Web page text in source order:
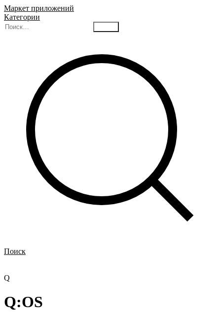
Маркет приложений
Категории
Поиск
Q
Q:OS